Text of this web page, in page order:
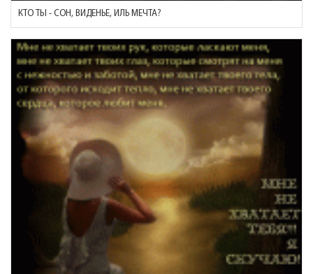
КТО ТЫ - СОН, ВИДЕНЬЕ, ИЛЬ МЕЧТА?